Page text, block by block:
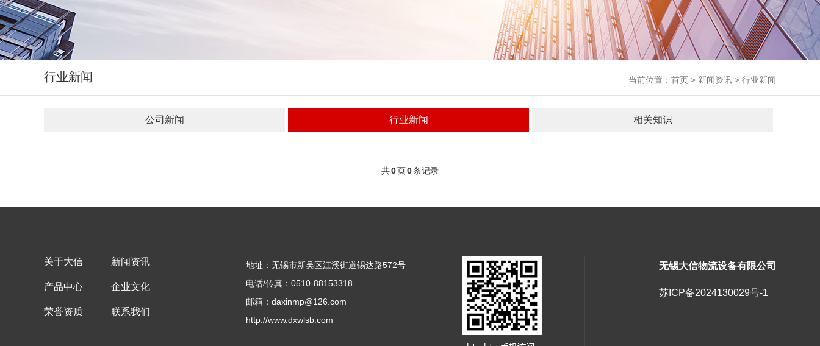
行业新闻 当前位置： 首页 > 新闻资讯 > 行业新闻
公司新闻 行业新闻 相关知识
共0页0条记录
关于大信 新闻资讯
产品中心 企业文化
荣誉资质 联系我们
地址：无锡市新吴区江溪街道锡达路572号
电话/传真：0510-88153318
邮箱：daxinmp@126.com
http://www.dxwlsb.com
无锡大信物流设备有限公司
苏ICP备2024130029号-1